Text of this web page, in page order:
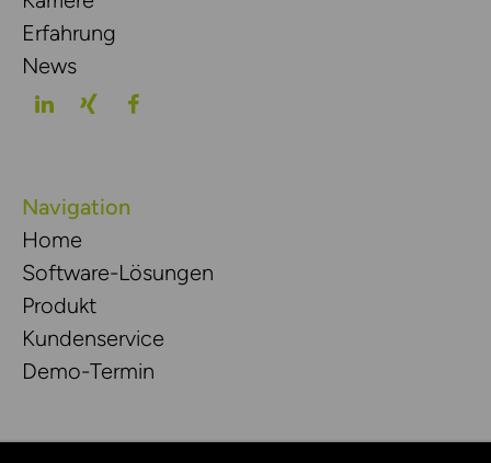
Erfahrung
News
Navigation
Home
Software-Lösungen
Produkt
Kundenservice
Demo-Termin